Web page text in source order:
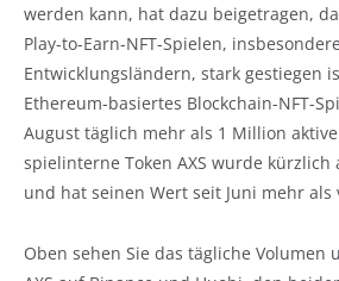
werden kann, hat dazu beigetragen,
Play-to-Earn-NFT-Spielen,
Entwicklungsländern, stark gestiegen
Ethereum-basiertes Blockchain-NFT-
August täglich mehr als 1 Million
spielinterne Token AXS wurde kürzlich
und hat seinen Wert seit Juni mehr als
Oben sehen Sie das tägliche Volumen